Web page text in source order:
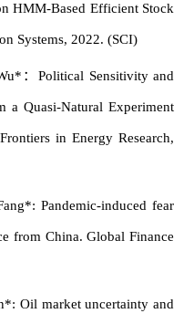
HMM-Based Efficient Stock
Systems, 2022. (SCI)
：Political Sensitivity and
a Quasi-Natural Experiment
in Energy Research,
Pandemic-induced fear
from China. Global Finance
Oil market uncertainty and